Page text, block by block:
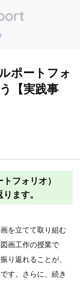
ポートフォ
【実践事
フォリオ）
ます。
を立てて取り組む
画工作の授業で
り返れることが、
す。さらに、続き